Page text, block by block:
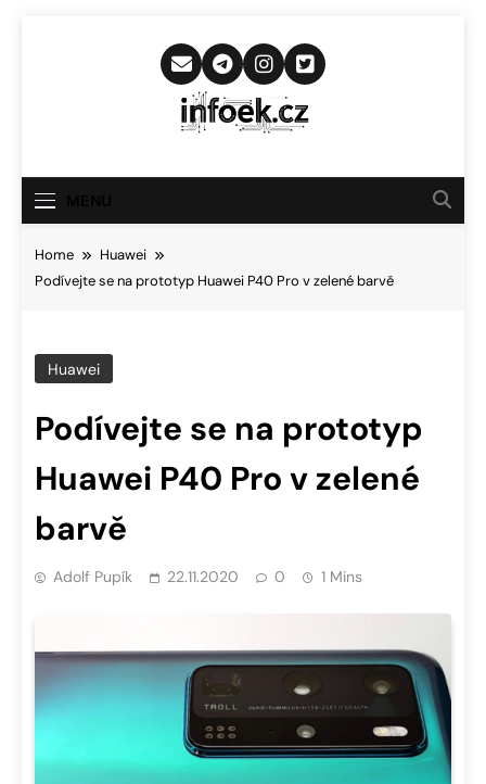
Infoek.cz
Novinkám
Home
Huawei
Podívejte se na prototyp Huawei P40 Pro v zelené barvě
Huawei
Podívejte se na prototyp
Huawei P40 Pro v zelené
barvě
Adolf Pupík 22.11.2020 0 1 Mins